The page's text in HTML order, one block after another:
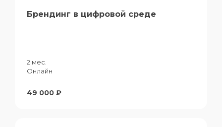
Брендинг в цифровой среде
2 мес.
Онлайн
49 000 ₽